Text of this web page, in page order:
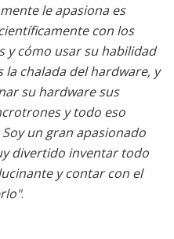
le apasiona es
con los
y cómo usar su habilidad
chalada del hardware, y
su hardware sus
y todo eso
un gran apasionado
divertido inventar todo
y contar con el
.